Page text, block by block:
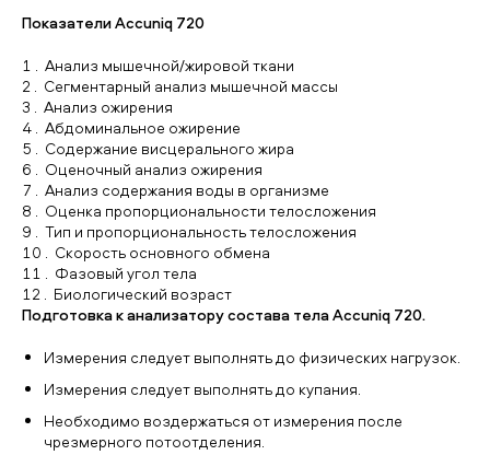
Показатели Accuniq 720
Анализ мышечной/жировой ткани
Cегментарный анализ мышечной массы
Анализ ожирения
Абдоминальное ожирение
Содержание висцерального жира
Оценочный анализ ожирения
Анализ содержания воды в организме
Оценка пропорциональности телосложения
Тип и пропорциональность телосложения
Скорость основного обмена
Фазовый угол тела
Биологический возраст
Подготовка к анализатору состава тела Accuniq 720.
Измерения следует выполнять до физических нагрузок.
Измерения следует выполнять до купания.
Необходимо воздержаться от измерения после
чрезмерного потоотделения.